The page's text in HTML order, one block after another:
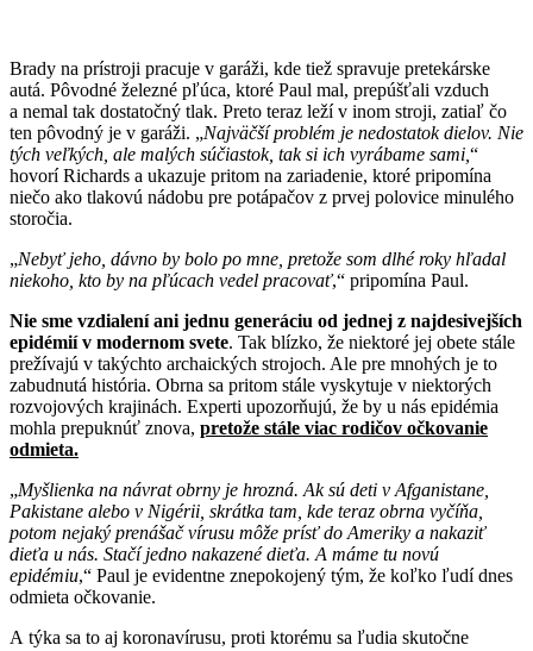
Brady na prístroji pracuje v garáži, kde tiež spravuje pretekárske
autá. Pôvodné železné pľúca, ktoré Paul mal, prepúšťali vzduch
a nemal tak dostatočný tlak. Preto teraz leží v inom stroji, zatiaľ čo
ten pôvodný je v garáži. „Najväčší problém je nedostatok dielov. Nie
tých veľkých, ale malých súčiastok, tak si ich vyrábame sami, “
hovorí Richards a ukazuje pritom na zariadenie, ktoré pripomína
niečo ako tlakovú nádobu pre potápačov z prvej polovice minulého
storočia.
„Nebyť jeho, dávno by bolo po mne, pretože som dlhé roky hľadal
niekoho, kto by na pľúcach vedel pracovať,“ pripomína Paul.
Nie sme vzdialení ani jednu generáciu od jednej z najdesivejších
epidémií v modernom svete. Tak blízko, že niektoré jej obete stále
prežívajú v takýchto archaických strojoch. Ale pre mnohých je to
zabudnutá história. Obrna sa pritom stále vyskytuje v niektorých
rozvojových krajinách. Experti upozorňujú, že by u nás epidémia
mohla prepuknúť znova, pretože stále viac rodičov očkovanie
odmieta.
„Myšlienka na návrat obrny je hrozná. Ak sú deti v Afganistane,
Pakistane alebo v Nigérii, skrátka tam, kde teraz obrna vyčíňa,
potom nejaký prenášač vírusu môže prísť do Ameriky a nakaziť
dieťa u nás. Stačí jedno nakazené dieťa. A máme tu novú
epidémiu,“ Paul je evidentne znepokojený tým, že koľko ľudí dnes
odmieta očkovanie.
A týka sa to aj koronavírusu, proti ktorému sa ľudia skutočne